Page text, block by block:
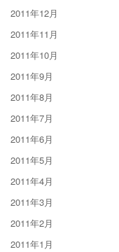
2011年12月
2011年11月
2011年10月
2011年9月
2011年8月
2011年7月
2011年6月
2011年5月
2011年4月
2011年3月
2011年2月
2011年1月